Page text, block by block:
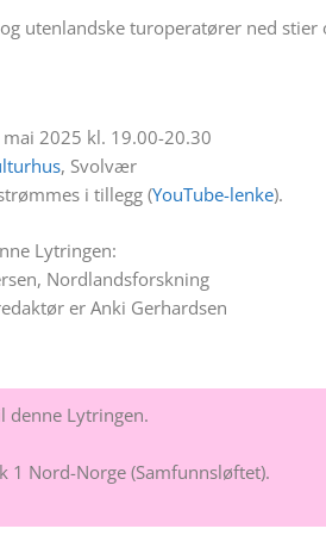
utenlandske turoperatører ned stier
mai 2025 kl. 19.00-20.30
, Svolvær
i tillegg (YouTube-lenke).
Lytringen:
Nordlandsforskning
er Anki Gerhardsen
denne Lytringen.
1 Nord-Norge (Samfunnsløftet).